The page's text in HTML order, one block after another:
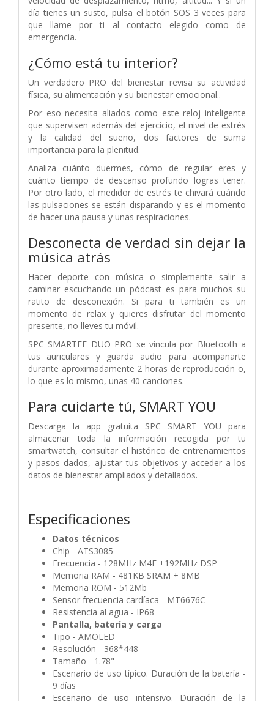
día tienes un susto, pulsa el botón SOS 3 veces para
que llame por ti al contacto elegido como de
emergencia.
¿Cómo está tu interior?
Un verdadero PRO del bienestar revisa su actividad
física, su alimentación y su bienestar emocional..
Por eso necesita aliados como este reloj inteligente
que supervisen además del ejercicio, el nivel de estrés
y la calidad del sueño, dos factores de suma
importancia para la plenitud.
Analiza cuánto duermes, cómo de regular eres y
cuánto tiempo de descanso profundo logras tener.
Por otro lado, el medidor de estrés te chivará cuándo
las pulsaciones se están disparando y es el momento
de hacer una pausa y unas respiraciones.
Desconecta de verdad sin dejar la
música atrás
Hacer deporte con música o simplemente salir a
caminar escuchando un pódcast es para muchos su
ratito de desconexión. Si para ti también es un
momento de relax y quieres disfrutar del momento
presente, no lleves tu móvil.
SPC SMARTEE DUO PRO se vincula por Bluetooth a
tus auriculares y guarda audio para acompañarte
durante aproximadamente 2 horas de reproducción o,
lo que es lo mismo, unas 40 canciones.
Para cuidarte tú, SMART YOU
Descarga la app gratuita SPC SMART YOU para
almacenar toda la información recogida por tu
smartwatch, consultar el histórico de entrenamientos
y pasos dados, ajustar tus objetivos y acceder a los
datos de bienestar ampliados y detallados.
Especificaciones
Datos técnicos
Chip - ATS3085
Frecuencia - 128MHz M4F +192MHz DSP
Memoria RAM - 481KB SRAM + 8MB
Memoria ROM - 512Mb
Sensor frecuencia cardíaca - MT6676C
Resistencia al agua - IP68
Pantalla, batería y carga
Tipo - AMOLED
Resolución - 368*448
Tamaño - 1.78"
Escenario de uso típico. Duración de la batería -
9 días
Escenario de uso intensivo. Duración de la